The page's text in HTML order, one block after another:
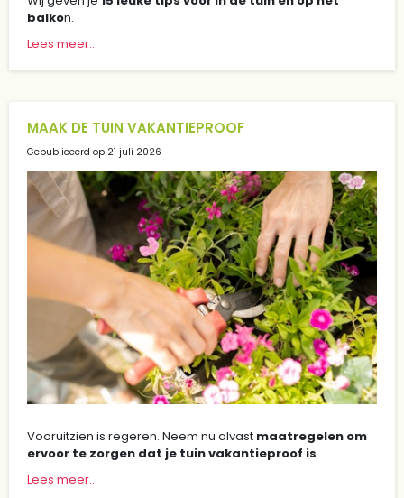
balkon.
Lees meer...
MAAK DE TUIN VAKANTIEPROOF
Gepubliceerd op 21 juli 2026
Vooruitzien is regeren. Neem nu alvast maatregelen om
ervoor te zorgen dat je tuin vakantieproof is.
Lees meer...